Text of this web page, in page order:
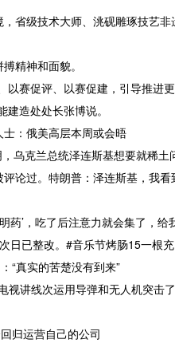
省级技术大师、洮砚雕琢技艺非
精神和面貌。
赛促评、以赛促建，引导推进
造处处长张博说。
：俄美高层本周或会晤
克兰总统泽连斯基想要就稀土
论过。特朗普：泽连斯基，我
’，吃了后注意力就会集了，给
已整改。#音乐节烤肠15一根
真实的苦楚没有到来”
讲线次运用导弹和无人机突击
归运营自己的公司